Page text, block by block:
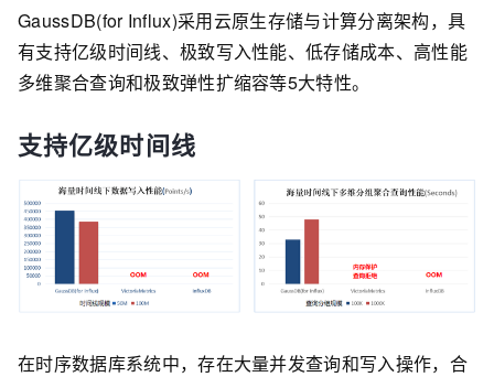
GaussDB(for Influx)采用云原生存储与计算分离架构，具
有支持亿级时间线、极致写入性能、低存储成本、高性能
多维聚合查询和极致弹性扩缩容等5大特性。
支持亿级时间线
在时序数据库系统中，存在大量并发查询和写入操作，合